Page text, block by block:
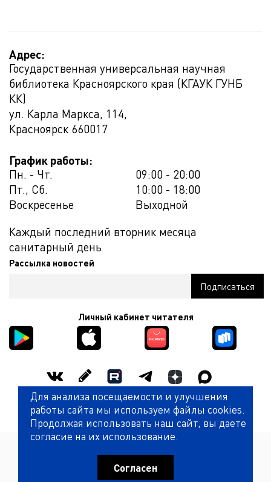
Адрес:
Государственная универсальная научная
библиотека Красноярского края (КГАУК ГУНБ
КК)
ул. Карла Маркса, 114,
Красноярск 660017
График работы:
Пн. - Чт.
09:00 - 20:00
Пт., Сб.
10:00 - 18:00
Воскресенье
Выходной
Каждый последний вторник месяца
санитарный день
Рассылка новостей
Личный кабинет читателя
Оценить работу библиотеки
© Государственная универсальная научная библиотека
Красноярского края (КГАУК ГУНБ КК)
Для анализа посещаемости и улучшения
работы сайта мы используем файлы cookies.
Продолжая использовать наш сайт, вы даете
согласие на их использование.